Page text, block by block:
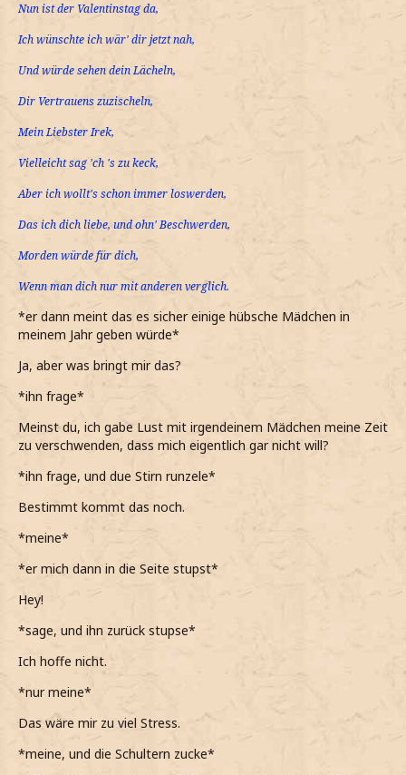
Nun ist der Valentinstag da,
Ich wünschte ich wär' dir jetzt nah,
Und würde sehen dein Lächeln,
Dir Vertrauens zuzischeln,
Mein Liebster Irek,
Vielleicht sag 'ch 's zu keck,
Aber ich wollt's schon immer loswerden,
Das ich dich liebe, und ohn' Beschwerden,
Morden würde für dich,
Wenn man dich nur mit anderen verglich.
*er dann meint das es sicher einige hübsche Mädchen in
meinem Jahr geben würde*
Ja, aber was bringt mir das?
*ihn frage*
Meinst du, ich gabe Lust mit irgendeinem Mädchen meine Zeit
zu verschwenden, dass mich eigentlich gar nicht will?
*ihn frage, und due Stirn runzele*
Bestimmt kommt das noch.
*meine*
*er mich dann in die Seite stupst*
Hey!
*sage, und ihn zurück stupse*
Ich hoffe nicht.
*nur meine*
Das wäre mir zu viel Stress.
*meine, und die Schultern zucke*